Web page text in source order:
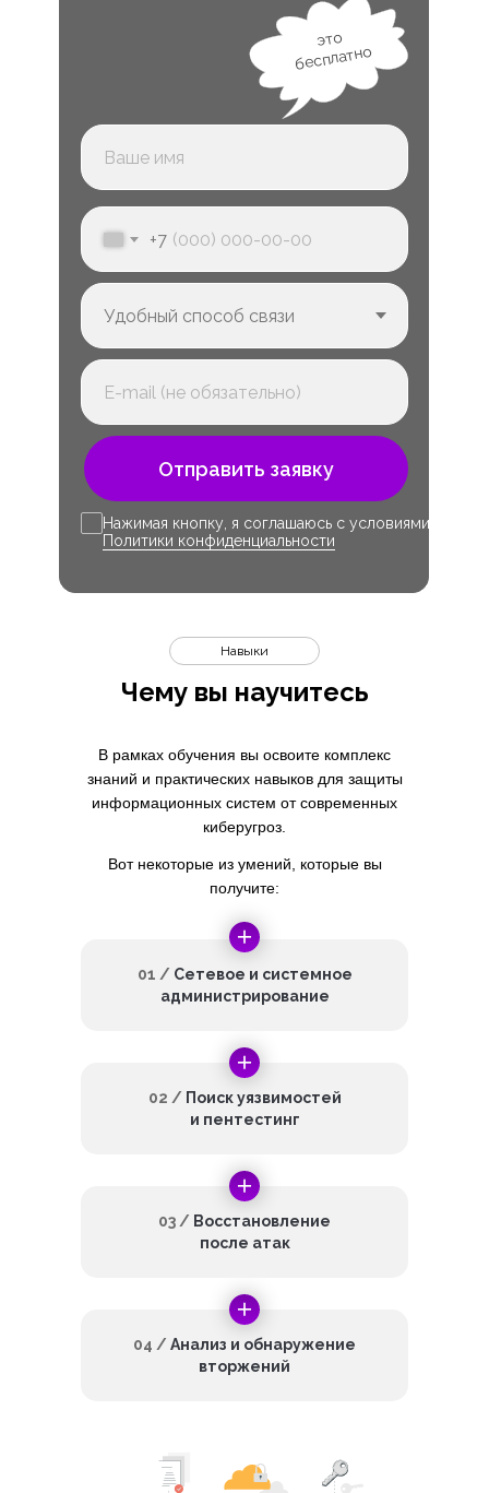
+7
Отправить заявку
это
бесплатно
Нажимая кнопку, я соглашаюсь с условиями
Политики конфиденциальности
Чему вы научитесь
Навыки
04 / Анализ и обнаружение
вторжений
03 / Восстановление
после атак
02 / Поиск уязвимостей
и пентестинг
01 / Сетевое и системное
администрирование
В рамках обучения вы освоите комплекс
знаний и практических навыков для защиты
информационных систем от современных
киберугроз.
Вот некоторые из умений, которые вы
получите: